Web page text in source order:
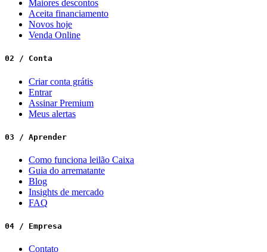
Maiores descontos
Aceita financiamento
Novos hoje
Venda Online
02 / Conta
Criar conta grátis
Entrar
Assinar Premium
Meus alertas
03 / Aprender
Como funciona leilão Caixa
Guia do arrematante
Blog
Insights de mercado
FAQ
04 / Empresa
Contato